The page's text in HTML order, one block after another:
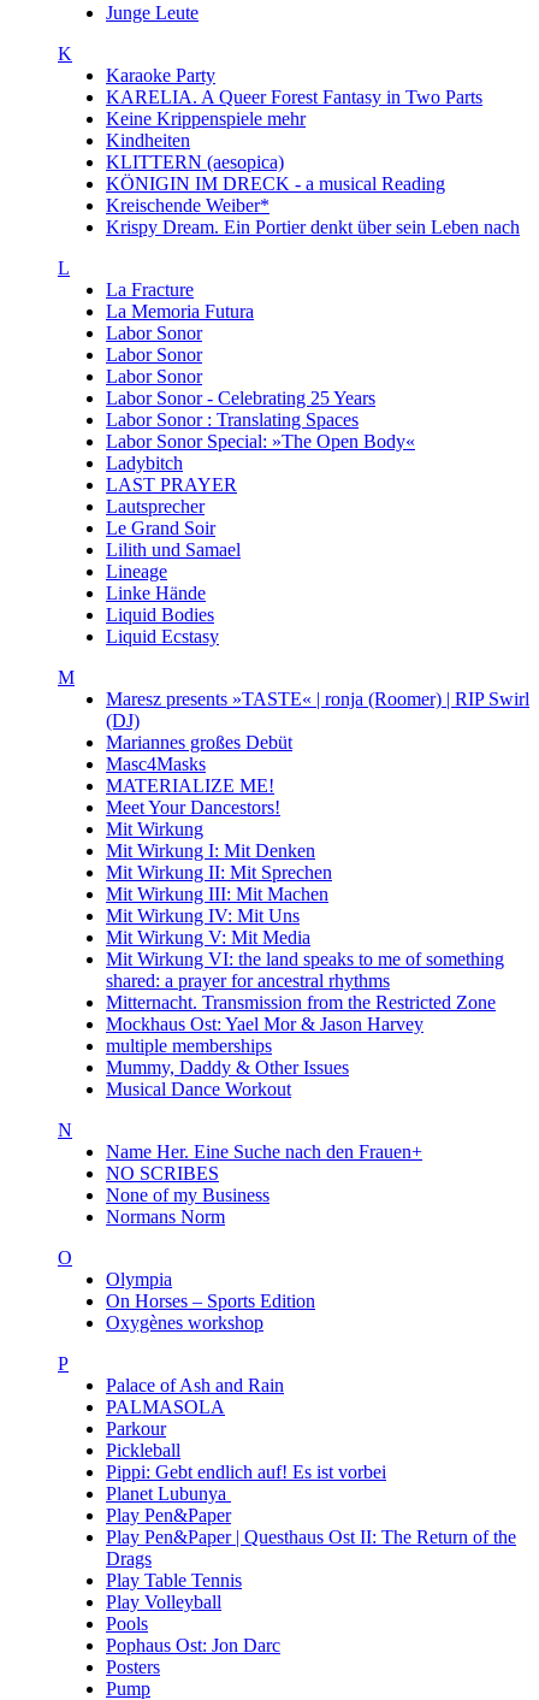
Junge Leute
K
Karaoke Party
KARELIA. A Queer Forest Fantasy in Two Parts
Keine Krippenspiele mehr
Kindheiten
KLITTERN (aesopica)
KÖNIGIN IM DRECK - a musical Reading
Kreischende Weiber*
Krispy Dream. Ein Portier denkt über sein Leben nach
L
La Fracture
La Memoria Futura
Labor Sonor
Labor Sonor
Labor Sonor
Labor Sonor - Celebrating 25 Years
Labor Sonor : Translating Spaces
Labor Sonor Special: »The Open Body«
Ladybitch
LAST PRAYER
Lautsprecher
Le Grand Soir
Lilith und Samael
Lineage
Linke Hände
Liquid Bodies
Liquid Ecstasy
M
Maresz presents »TASTE« | ronja (Roomer) | RIP Swirl
(DJ)
Mariannes großes Debüt
Masc4Masks
MATERIALIZE ME!
Meet Your Dancestors!
Mit Wirkung
Mit Wirkung I: Mit Denken
Mit Wirkung II: Mit Sprechen
Mit Wirkung III: Mit Machen
Mit Wirkung IV: Mit Uns
Mit Wirkung V: Mit Media
Mit Wirkung VI: the land speaks to me of something
shared: a prayer for ancestral rhythms
Mitternacht. Transmission from the Restricted Zone
Mockhaus Ost: Yael Mor & Jason Harvey
multiple memberships
Mummy, Daddy & Other Issues
Musical Dance Workout
N
Name Her. Eine Suche nach den Frauen+
NO SCRIBES
None of my Business
Normans Norm
O
Olympia
On Horses – Sports Edition
Oxygènes workshop
P
Palace of Ash and Rain
PALMASOLA
Parkour
Pickleball
Pippi: Gebt endlich auf! Es ist vorbei
Planet Lubunya
Play Pen&Paper
Play Pen&Paper | Questhaus Ost II: The Return of the
Drags
Play Table Tennis
Play Volleyball
Pools
Pophaus Ost: Jon Darc
Posters
Pump